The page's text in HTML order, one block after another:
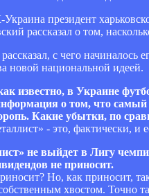
президент
рассказал о том,
с чего начиналось
новой национальной идеей.
известно, в Украине
о том, что
Какие убытки, по
- это, фактически, и
не выйдет в Лигу
не приносит.
Но, как приносит,
собственным хвостом. Точно